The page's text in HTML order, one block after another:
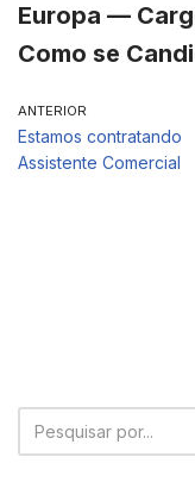
Europa —
Como se
ANTERIOR
Estamos contratando
Assistente Comercial